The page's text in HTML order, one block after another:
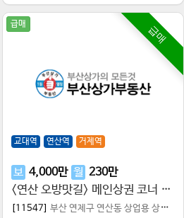
급매
급매
교대역 연산역 거제역
보 4,000만 월 230만
<연산 오방맛길> 메인상권 코너 엘베 도시가스
[11547] 부산 연제구 연산동 상업용 상가점포